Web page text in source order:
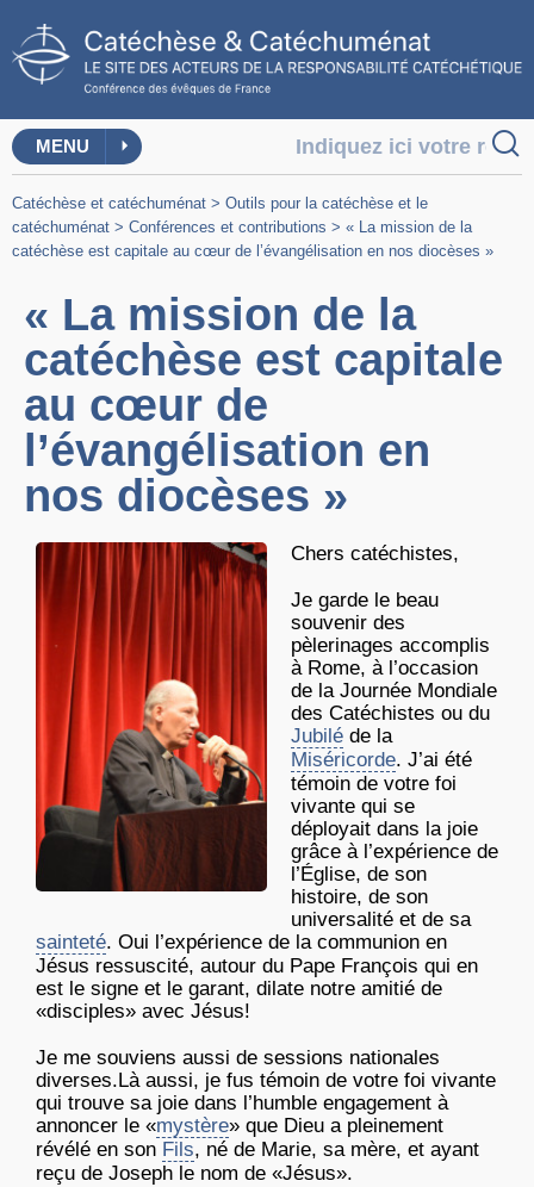
MENU
Catéchèse et catéchuménat > Outils pour la catéchèse et le
catéchuménat > Conférences et contributions > « La mission de la
catéchèse est capitale au cœur de l’évangélisation en nos diocèses »
« La mission de la
catéchèse est capitale
au cœur de
l’évangélisation en
nos diocèses »
Chers catéchistes,
Je garde le beau
souvenir des
pèlerinages accomplis
à Rome, à l’occasion
de la Journée Mondiale
des Catéchistes ou du
Jubilé de la
Miséricorde. J’ai été
témoin de votre foi
vivante qui se
déployait dans la joie
grâce à l’expérience de
l’Église, de son
histoire, de son
universalité et de sa
sainteté. Oui l’expérience de la communion en
Jésus ressuscité, autour du Pape François qui en
est le signe et le garant, dilate notre amitié de
«disciples» avec Jésus!
Je me souviens aussi de sessions nationales
diverses.Là aussi, je fus témoin de votre foi vivante
qui trouve sa joie dans l’humble engagement à
annoncer le «mystère» que Dieu a pleinement
révélé en son Fils, né de Marie, sa mère, et ayant
reçu de Joseph le nom de «Jésus».